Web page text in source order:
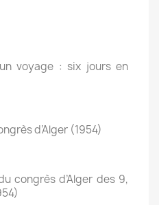
voyage : six jours en
d’Alger (1954)
congrès d’Alger des 9,